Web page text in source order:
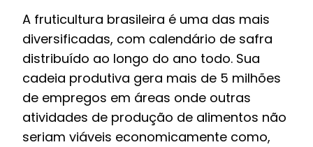
A fruticultura brasileira é uma das mais
diversificadas, com calendário de safra
distribuído ao longo do ano todo. Sua
cadeia produtiva gera mais de 5 milhões
de empregos em áreas onde outras
atividades de produção de alimentos não
seriam viáveis economicamente como,